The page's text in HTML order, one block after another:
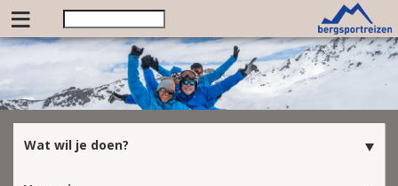
≡
Wat wil je doen?